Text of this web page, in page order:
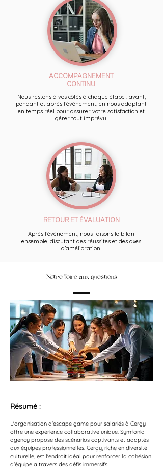
ACCOMPAGNEMENT
CONTINU
Nous restons à vos côtés à chaque étape : avant,
pendant et après l’événement, en nous adaptant
en temps réel pour assurer votre satisfaction et
gérer tout imprévu.
RETOUR ET ÉVALUATION
Après l’événement, nous faisons le bilan
ensemble, discutant des réussites et des axes
d’amélioration.
Notre foire aux questions
Résumé :
L'organisation d'escape game pour salariés à Cergy
offre une expérience collaborative unique. Symfonia
agency propose des scénarios captivants et adaptés
aux équipes professionnelles. Cergy, riche en diversité
culturelle, est l'endroit idéal pour renforcer la cohésion
d'équipe à travers des défis immersifs.